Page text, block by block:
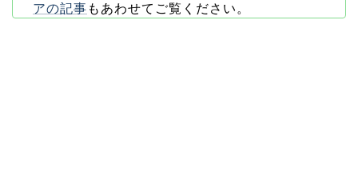
アの記事 もあわせてご覧ください。